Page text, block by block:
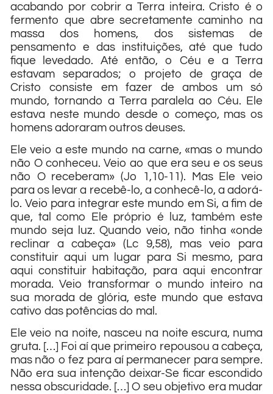
acabando por cobrir a Terra inteira. Cristo é o
fermento que abre secretamente caminho na
massa dos homens, dos sistemas de
pensamento e das instituições, até que tudo
fique levedado. Até então, o Céu e a Terra
estavam separados; o projeto de graça de
Cristo consiste em fazer de ambos um só
mundo, tornando a Terra paralela ao Céu. Ele
estava neste mundo desde o começo, mas os
homens adoraram outros deuses.
Ele veio a este mundo na carne, «mas o mundo
não O conheceu. Veio ao que era seu e os seus
não O receberam» (Jo 1,10-11). Mas Ele veio
para os levar a recebê-lo, a conhecê-lo, a adorá-
lo. Veio para integrar este mundo em Si, a fim de
que, tal como Ele próprio é luz, também este
mundo seja luz. Quando veio, não tinha «onde
reclinar a cabeça» (Lc 9,58), mas veio para
constituir aqui um lugar para Si mesmo, para
aqui constituir habitação, para aqui encontrar
morada. Veio transformar o mundo inteiro na
sua morada de glória, este mundo que estava
cativo das potências do mal.
Ele veio na noite, nasceu na noite escura, numa
gruta. […] Foi aí que primeiro repousou a cabeça,
mas não o fez para aí permanecer para sempre.
Não era sua intenção deixar-Se ficar escondido
nessa obscuridade. […] O seu objetivo era mudar